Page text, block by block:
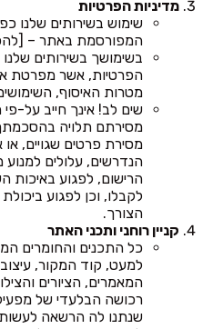
מדיניות הפרטיות
שימוש בשירותים שלנו
המפורסמת באתר –
בשימושך בשירותים
הפרטיות, אשר מפרטת את
מטרות האיסוף,
שים לב! אינך חייב על-
מסירתם תלויה
מסירת פרטים שגויים,
הנדרשים, עלולים
הרישום, לפגוע באיכות
לקבלו, וכן לפגוע
הצורך.
קניין רוחני ותכני האתר
כל התכנים והחומרים
למעט, קוד המקור,
המאמרים, הציורים
רכושה הבלעדי של
שנתנו לה הרשאה לעשות